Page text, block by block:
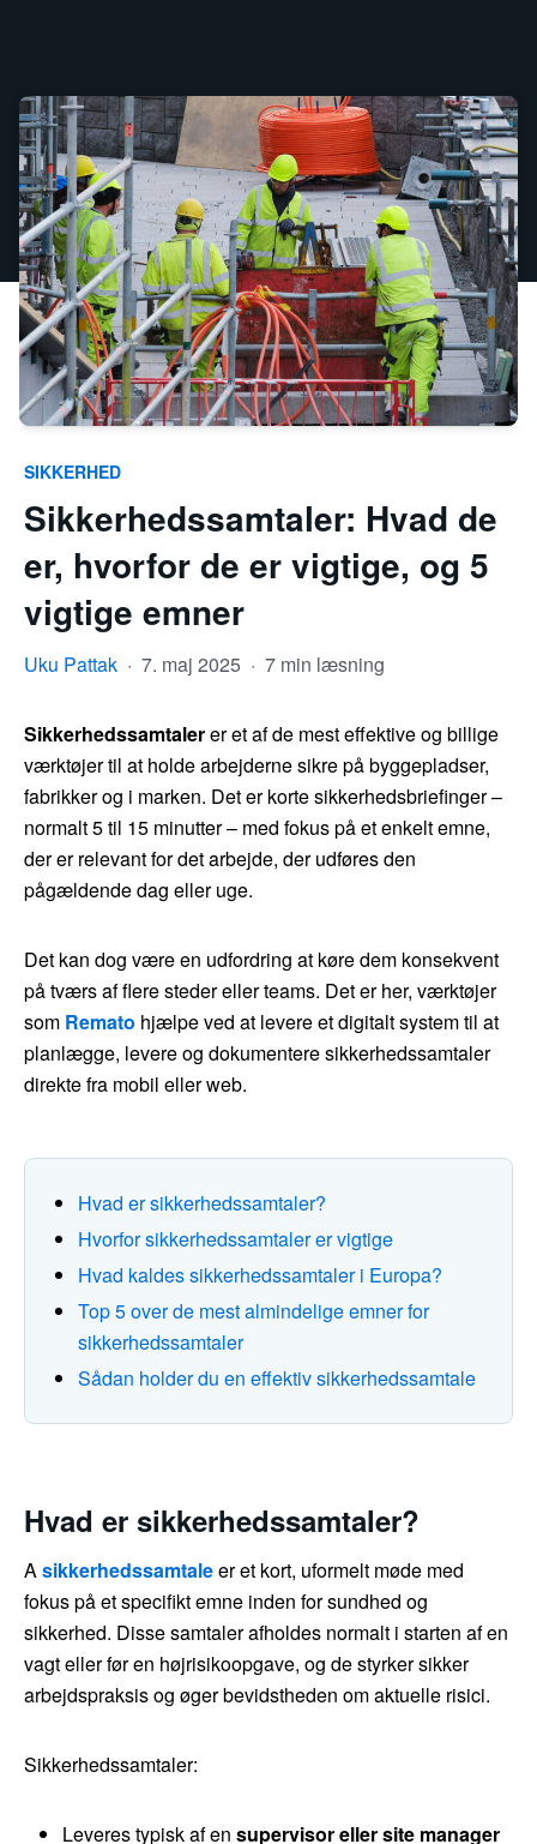
SIKKERHED
Sikkerhedssamtaler: Hvad de
er, hvorfor de er vigtige, og 5
vigtige emner
Uku Pattak · 7. maj 2025 · 7 min læsning
Sikkerhedssamtalerer et af de mest effektive og billige
værktøjer til at holde arbejderne sikre på byggepladser,
fabrikker og i marken. Det er korte sikkerhedsbriefinger –
normalt 5 til 15 minutter – med fokus på et enkelt emne,
der er relevant for det arbejde, der udføres den
pågældende dag eller uge.
Det kan dog være en udfordring at køre dem konsekvent
på tværs af flere steder eller teams. Det er her, værktøjer
som Remato hjælpe ved at levere et digitalt system til at
planlægge, levere og dokumentere sikkerhedssamtaler
direkte fra mobil eller web.
Hvad er sikkerhedssamtaler?
Hvorfor sikkerhedssamtaler er vigtige
Hvad kaldes sikkerhedssamtaler i Europa?
Top 5 over de mest almindelige emner for
sikkerhedssamtaler
Sådan holder du en effektiv sikkerhedssamtale
Hvad er sikkerhedssamtaler?
Asikkerhedssamtaleer et kort, uformelt møde med
fokus på et specifikt emne inden for sundhed og
sikkerhed. Disse samtaler afholdes normalt i starten af en
vagt eller før en højrisikoopgave, og de styrker sikker
arbejdspraksis og øger bevidstheden om aktuelle risici.
Sikkerhedssamtaler:
Leveres typisk af en supervisor eller site manager